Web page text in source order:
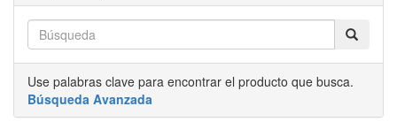
Use palabras clave para encontrar el producto que busca.
Búsqueda Avanzada